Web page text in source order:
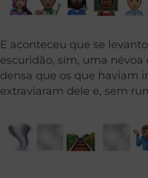
E aconteceu que se
escuridão, sim, uma névoa
densa que os que haviam
extraviaram dele e, sem